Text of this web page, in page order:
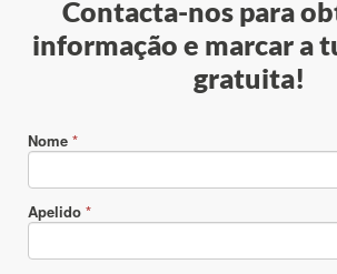
Contacta-nos para
informação e marcar a
gratuita!